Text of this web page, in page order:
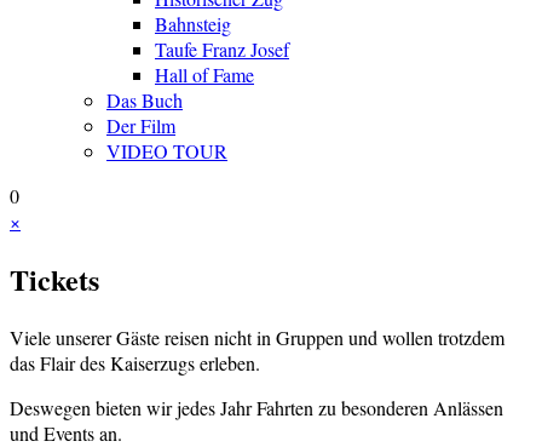
Bahnsteig
Taufe Franz Josef
Hall of Fame
Das Buch
Der Film
VIDEO TOUR
0
×
Tickets
Viele unserer Gäste reisen nicht in Gruppen und wollen trotzdem
das Flair des Kaiserzugs erleben.
Deswegen bieten wir jedes Jahr Fahrten zu besonderen Anlässen
und Events an.